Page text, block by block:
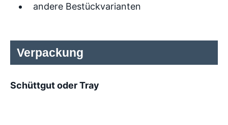
andere Bestückvarianten
Verpackung
Schüttgut oder Tray